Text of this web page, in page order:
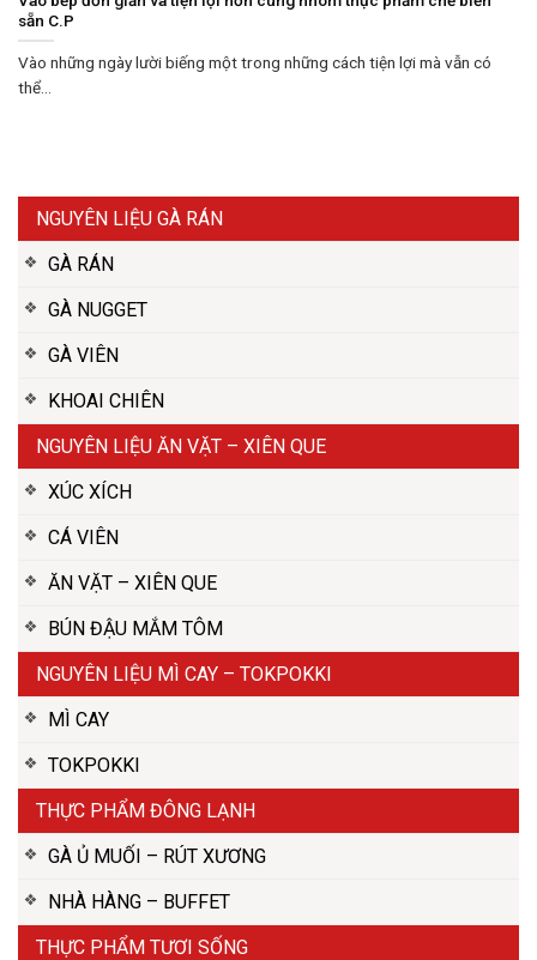
NGUYÊN LIỆU GÀ RÁN
GÀ RÁN
GÀ NUGGET
GÀ VIÊN
KHOAI CHIÊN
NGUYÊN LIỆU ĂN VẶT – XIÊN QUE
XÚC XÍCH
CÁ VIÊN
ĂN VẶT – XIÊN QUE
BÚN ĐẬU MẮM TÔM
NGUYÊN LIỆU MÌ CAY – TOKPOKKI
MÌ CAY
TOKPOKKI
THỰC PHẨM ĐÔNG LẠNH
GÀ Ủ MUỐI – RÚT XƯƠNG
NHÀ HÀNG – BUFFET
THỰC PHẨM TƯƠI SỐNG
sẵn C.P
Vào những ngày lười biếng một trong những cách tiện lợi mà vẫn có
thể...